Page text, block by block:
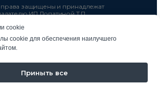
права защищены и принадлежат
ИП Лопатиной Т.П.
и Вотсап принадлежат компании Meta —
организацией в РФ
cookie
cookie для обеспечения наилучшего
Приныть все